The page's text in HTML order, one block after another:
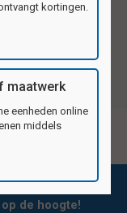
de hoogte!
kortingen.
maatwerk
eenheden online
middels